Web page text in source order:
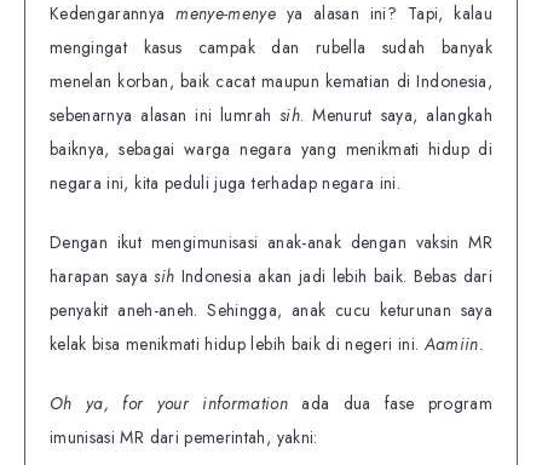
Kedengarannyamenye-menye ya alasan ini? Tapi, kalau
mengingat kasus campak dan rubella sudah banyak
menelan korban, baik cacat maupun kematian di Indonesia,
sebenarnya alasan ini lumrahsih. Menurut saya, alangkah
baiknya, sebagai warga negara yang menikmati hidup di
negara ini, kita peduli juga terhadap negara ini.
Dengan ikut mengimunisasi anak-anak dengan vaksin MR
harapan sayasih Indonesia akan jadi lebih baik. Bebas dari
penyakit aneh-aneh. Sehingga, anak cucu keturunan saya
kelak bisa menikmati hidup lebih baik di negeri ini. Aamiin.
Oh ya, for your information ada dua fase program
imunisasi MR dari pemerintah, yakni: